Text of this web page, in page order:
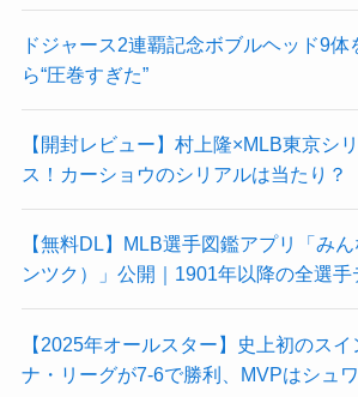
ドジャース2連覇記念ボブルヘッド9体
ら“圧巻すぎた”
【開封レビュー】村上隆×MLB東京シ
ス！カーショウのシリアルは当たり？
【無料DL】MLB選手図鑑アプリ「み
ンツク）」公開｜1901年以降の全選手
【2025年オールスター】史上初のス
ナ・リーグが7-6で勝利、MVPはシュ